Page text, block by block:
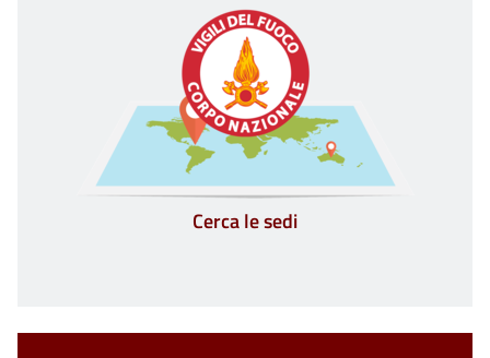
Cerca le sedi